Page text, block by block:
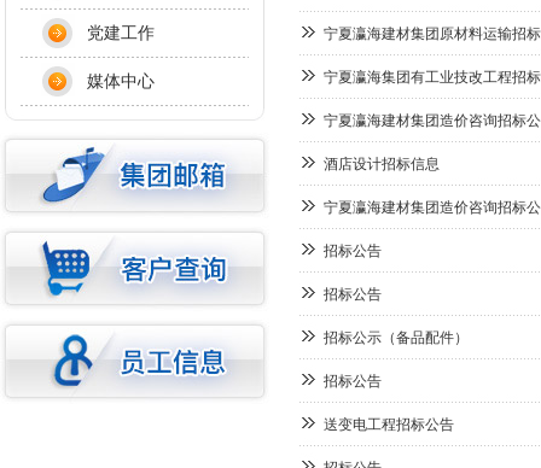
宁夏瀛海建材集团原材料运输招
宁夏瀛海集团有工业技改工程招
宁夏瀛海建材集团造价咨询招标
酒店设计招标信息
宁夏瀛海建材集团造价咨询招标
招标公告
招标公告
招标公示（备品配件）
招标公告
送变电工程招标公告
党建工作
媒体中心